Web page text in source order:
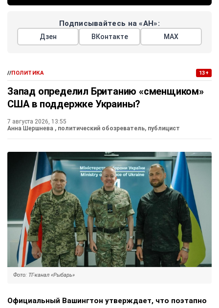
Подписывайтесь на «АН»:
Дзен ВКонтакте МАХ
//ПОЛИТИКА 13+
Запад определил Британию «сменщиком»
США в поддержке Украины?
7 августа 2026, 13:55
Анна Шершнева , политический обозреватель, публицист
Фото: ТГ-канал «Рыбарь»
Официальный Вашингтон утверждает, что поэтапно